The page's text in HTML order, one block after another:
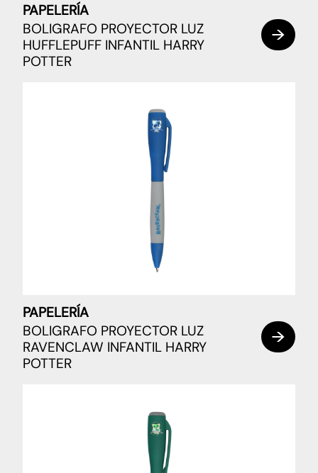
PAPELERÍA
BOLIGRAFO PROYECTOR LUZ
HUFFLEPUFF INFANTIL HARRY
POTTER
PAPELERÍA
BOLIGRAFO PROYECTOR LUZ
RAVENCLAW INFANTIL HARRY
POTTER